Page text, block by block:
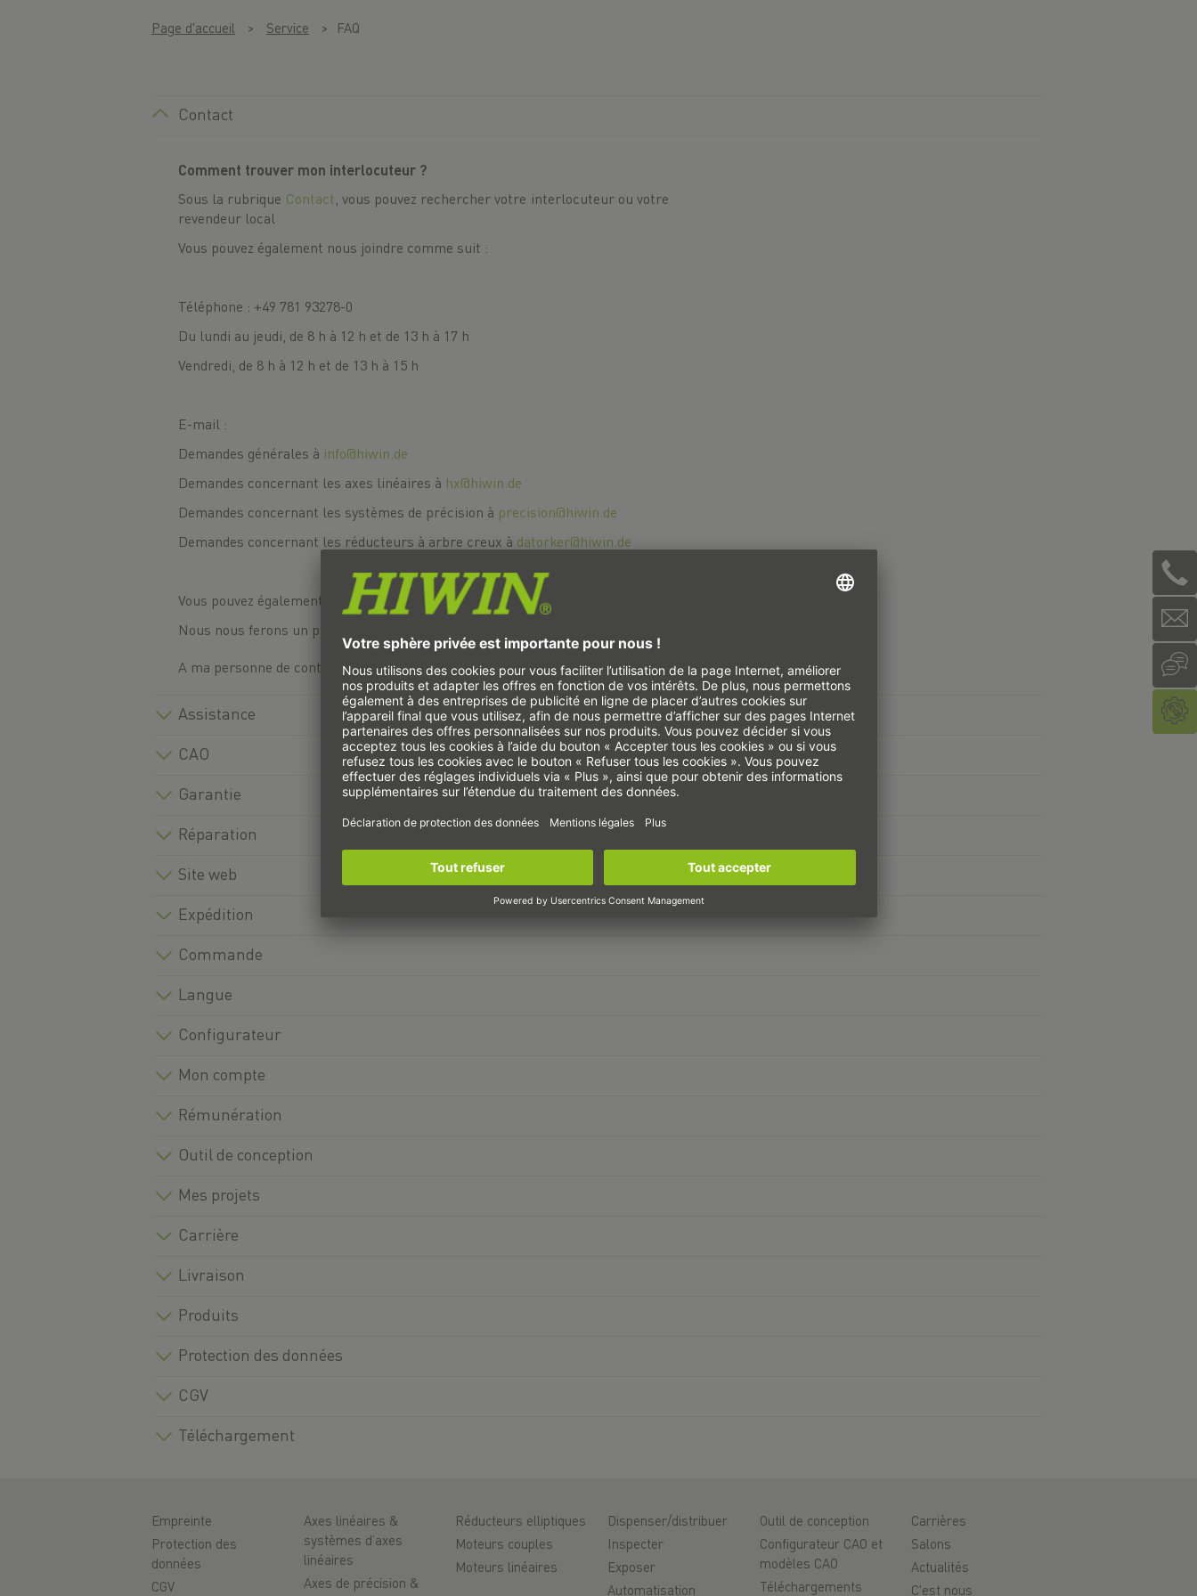
Page d'accueil Service FAQ
Contact
Comment trouver mon interlocuteur ?
Sous la rubrique Contact , vous pouvez rechercher votre interlocuteur ou votre
revendeur local
Vous pouvez également nous joindre comme suit :
Téléphone : +49 781 93278-0
Du lundi au jeudi, de 8 h à 12 h et de 13 h à 17 h
Vendredi, de 8 h à 12 h et de 13 h à 15 h
E-mail :
Demandes générales à info@hiwin.de
Demandes concernant les axes linéaires à hx@hiwin.de
Demandes concernant les systèmes de précision à precision@hiwin.de
Demandes concernant les réducteurs à arbre creux à datorker@hiwin.de
Vous pouvez également nous contacter à tout moment via notre chat.
Nous nous ferons un plaisir de vous aider.
A ma personne de contact
Assistance
CAO
Garantie
Réparation
Site web
Expédition
Commande
Langue
Configurateur
Mon compte
Rémunération
Outil de conception
Mes projets
Carrière
Livraison
Produits
Protection des données
CGV
Téléchargement
Empreinte
Protection des
données
CGV
Axes linéaires &
systèmes d’axes
linéaires
Axes de précision &
Réducteurs elliptiques
Moteurs couples
Moteurs linéaires
Dispenser/distribuer
Inspecter
Exposer
Automatisation
Outil de conception
Configurateur CAO et
modèles CAO
Téléchargements
Carrières
Salons
Actualités
C'est nous